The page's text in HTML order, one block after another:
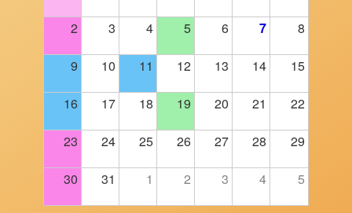
2 3 4 5 6 7 8
9 10 11 12 13 14 15
16 17 18 19 20 21 22
23 24 25 26 27 28 29
30 31 1 2 3 4 5